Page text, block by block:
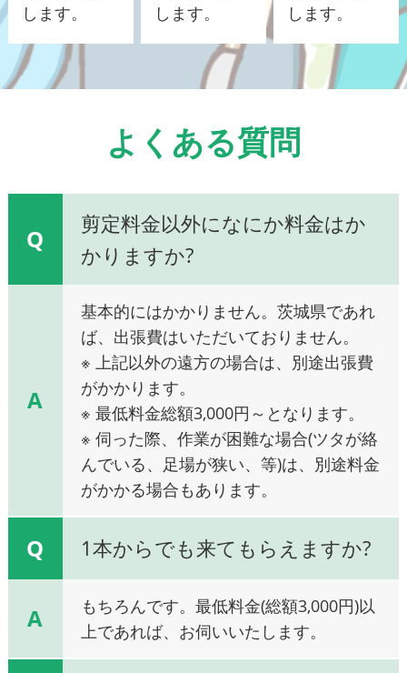
します。
します。
します。
よくある質問
Q
剪定料金以外になにか料金はか
かりますか?
A
基本的にはかかりません。茨城県であれ
ば、出張費はいただいておりません。
※ 上記以外の遠方の場合は、別途出張費
がかかります。
※ 最低料金総額3,000円～となります。
※ 伺った際、作業が困難な場合(ツタが絡
んでいる、足場が狭い、等)は、別途料金
がかかる場合もあります。
Q 1本からでも来てもらえますか?
A
もちろんです。最低料金(総額3,000円)以
上であれば、お伺いいたします。